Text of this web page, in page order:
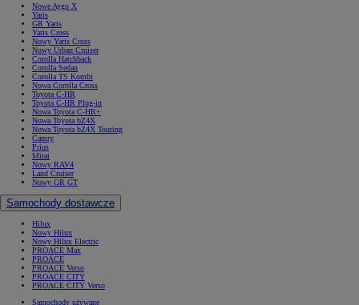
Nowe Aygo X
Yaris
GR Yaris
Yaris Cross
Nowy Yaris Cross
Nowy Urban Cruiser
Corolla Hatchback
Corolla Sedan
Corolla TS Kombi
Nowa Corolla Cross
Toyota C-HR
Toyota C-HR Plug-in
Nowa Toyota C-HR+
Nowa Toyota bZ4X
Nowa Toyota bZ4X Touring
Camry
Prius
Mirai
Nowy RAV4
Land Cruiser
Nowy GR GT
Samochody dostawcze
Hilux
Nowy Hilux
Nowy Hilux Electric
PROACE Max
PROACE
PROACE Verso
PROACE CITY
PROACE CITY Verso
Samochody używane